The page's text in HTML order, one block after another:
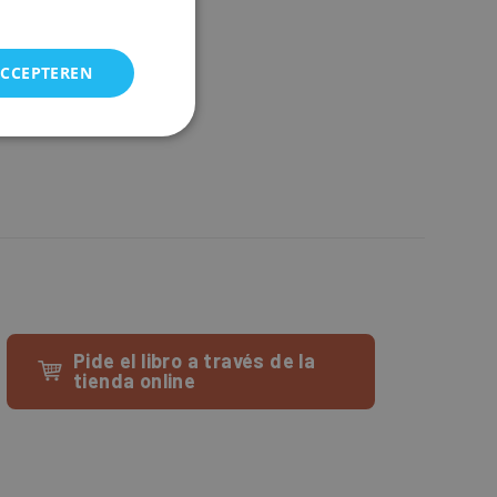
Pide el libro a través de la
tienda online